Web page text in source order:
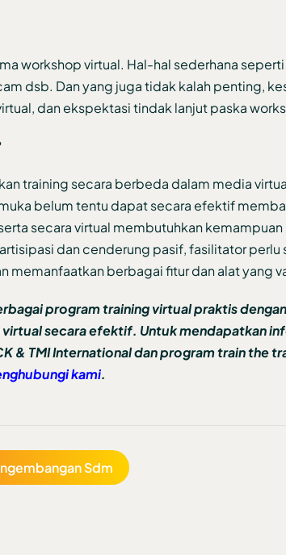
workshop virtual. Hal-hal sederhana
dsb. Dan yang juga tidak kalah penting,
dan ekspektasi tindak lanjut paska
training secara berbeda dalam media
belum tentu dapat secara efektif
secara virtual membutuhkan
dan cenderung pasif, fasilitator perlu
memanfaatkan berbagai fitur dan alat yang
program training virtual praktis
secara efektif. Untuk mendapatkan
& TMI International dan program train the
kami.
Sdm